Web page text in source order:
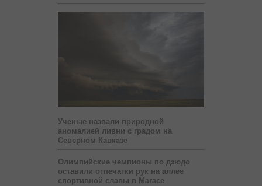
Ученые назвали природной
аномалией ливни с градом на
Северном Кавказе
Олимпийские чемпионы по дзюдо
оставили отпечатки рук на аллее
спортивной славы в Магасе